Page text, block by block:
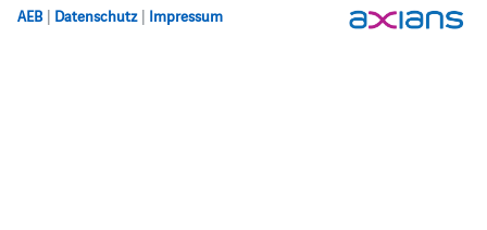
AEB | Datenschutz | Impressum